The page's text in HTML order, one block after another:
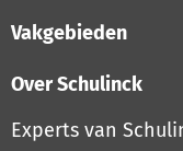
Vakgebieden
Over Schulinck
Experts van